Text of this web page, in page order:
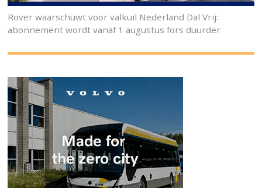
Rover waarschuwt voor valkuil Nederland Dal Vrij:
abonnement wordt vanaf 1 augustus fors duurder